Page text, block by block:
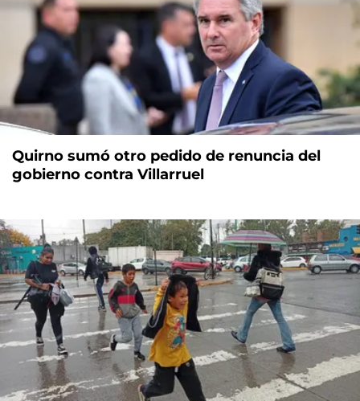
Quirno sumó otro pedido de renuncia del
gobierno contra Villarruel